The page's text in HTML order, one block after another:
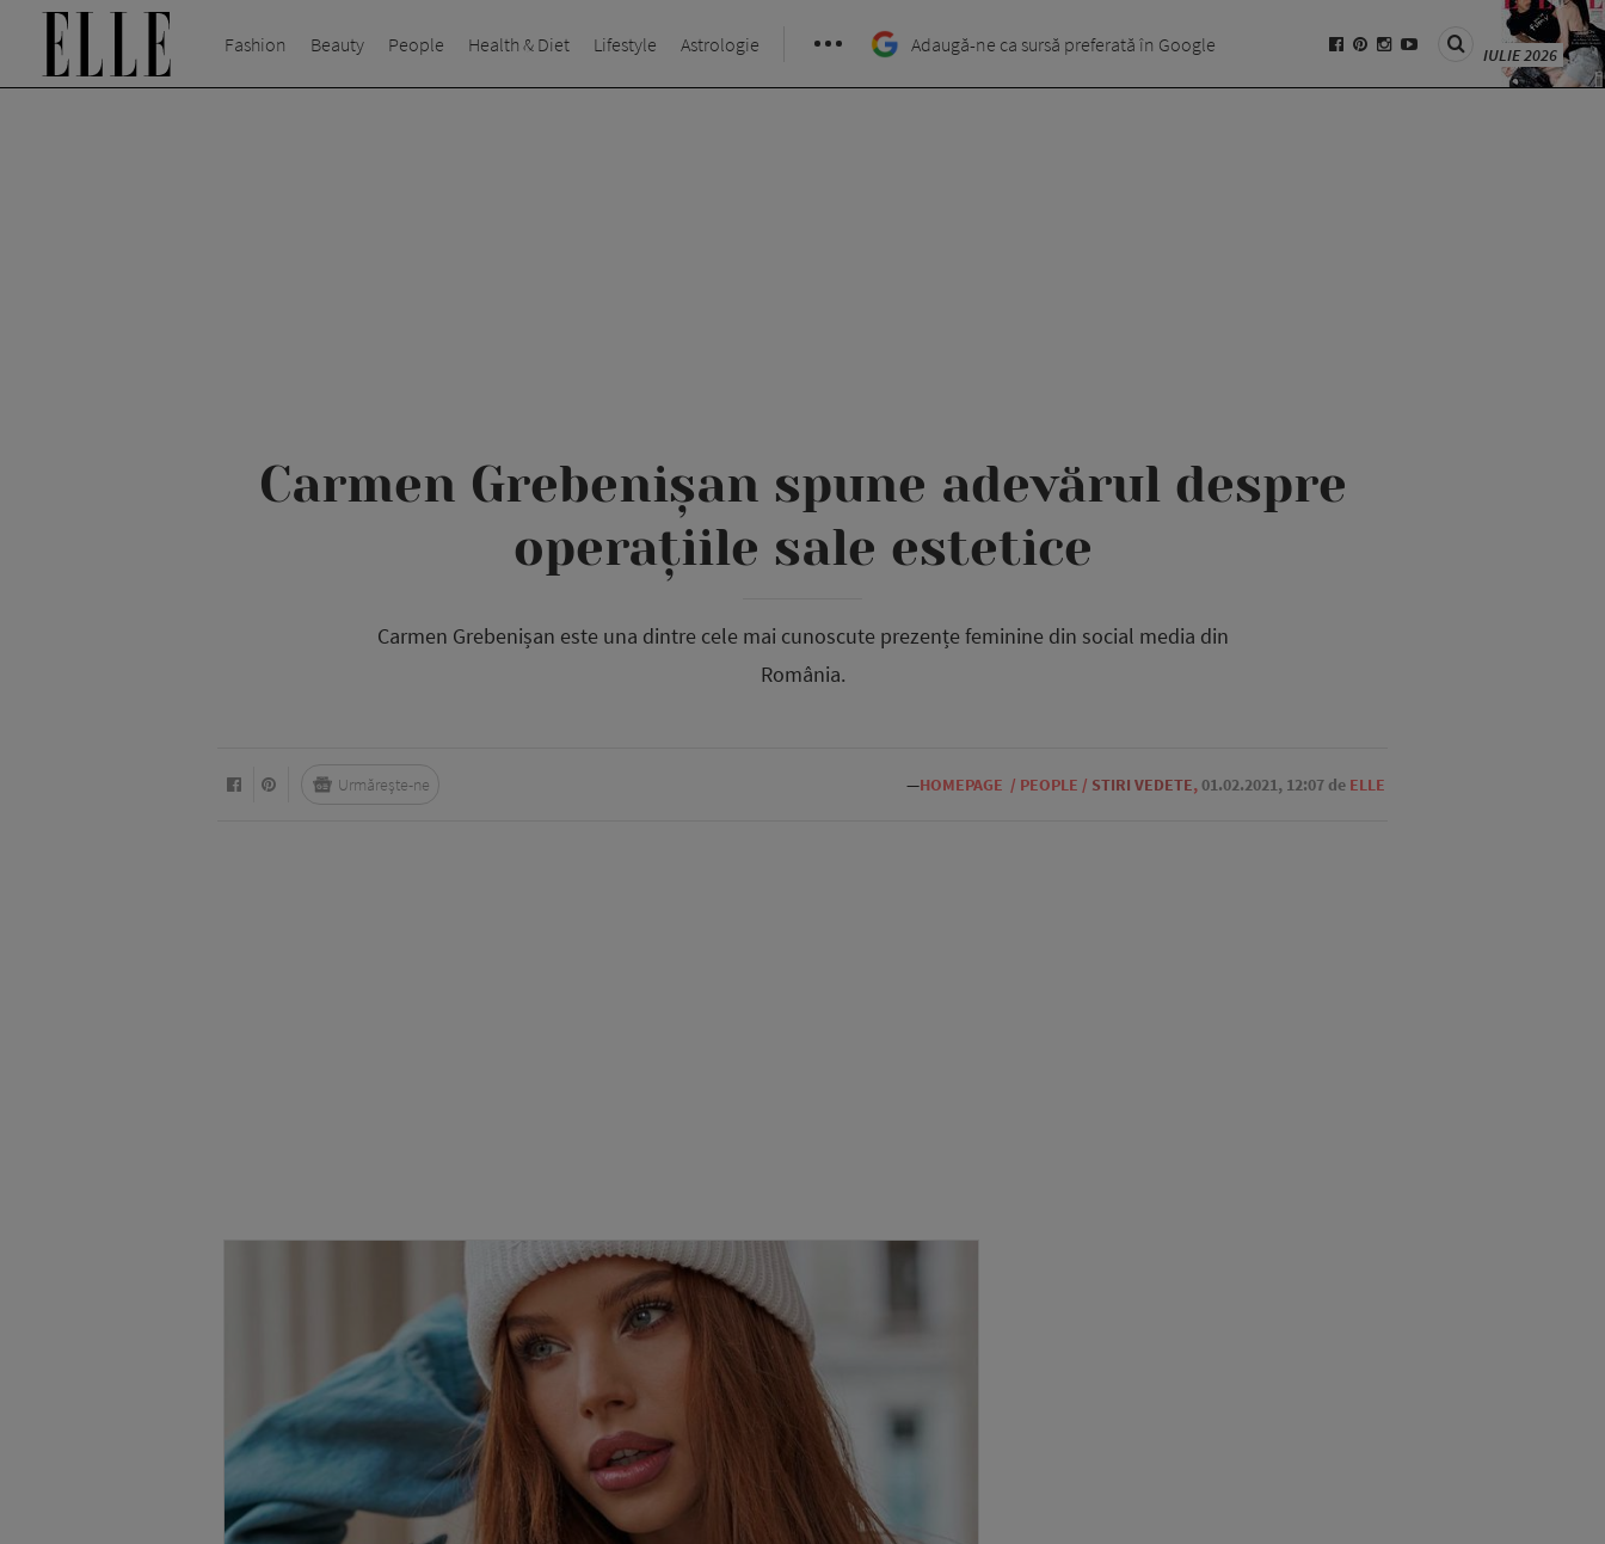
Fashion Beauty People Health & Diet Lifestyle Astrologie Adaugă-ne ca sursă preferată în Google IULIE 2026
Carmen Grebenișan spune adevărul despre
operațiile sale estetice
Carmen Grebenișan este una dintre cele mai cunoscute prezențe feminine din social media din
România.
—HOMEPAGE / PEOPLE / STIRI VEDETE,01.02.2021, 12:07 de ELLE
Urmărește-ne